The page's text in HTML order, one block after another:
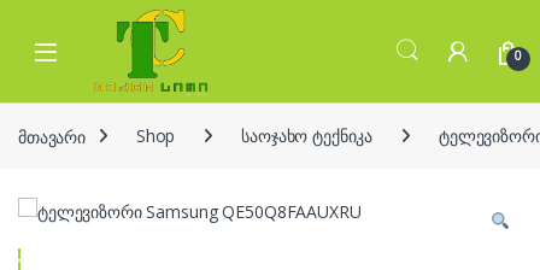
Skip to navigation
Skip to content
Open 0
მთავარი Shop საოჯახო ტექნიკა